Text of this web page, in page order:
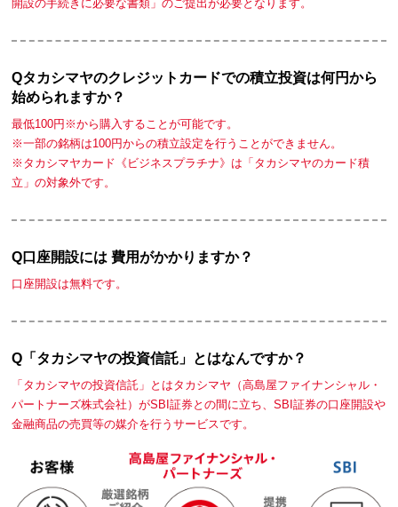
開設の手続きに必要な書類」のご提出が必要となります。
Qタカシマヤのクレジットカードでの積立投資は何円から
始められますか？
最低100円※から購入することが可能です。
※一部の銘柄は100円からの積立設定を行うことができません。
※タカシマヤカード《ビジネスプラチナ》は「タカシマヤのカード積
立」の対象外です。
Q口座開設には 費用がかかりますか？
口座開設は無料です。
Q「タカシマヤの投資信託」とはなんですか？
「タカシマヤの投資信託」とはタカシマヤ（高島屋ファイナンシャル・
パートナーズ株式会社）がSBI証券との間に立ち、SBI証券の口座開設や
金融商品の売買等の媒介を行うサービスです。